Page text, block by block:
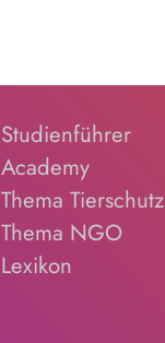
Studienführer
Academy
Thema Tierschutz
Thema NGO
Lexikon